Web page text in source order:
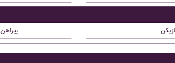
پیراهن